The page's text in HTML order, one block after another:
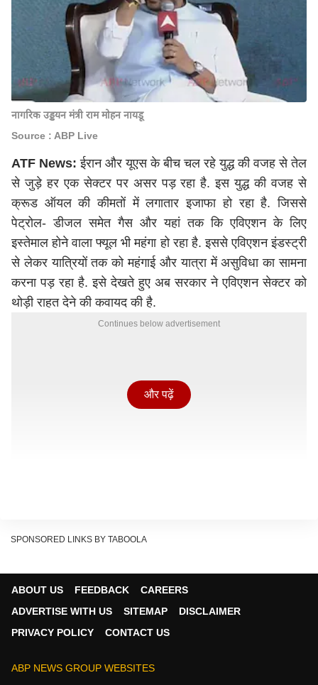
नागरिक उड्डयन मंत्री राम मोहन नायडू
Source : ABP Live
ATF News: ईरान और यूएस के बीच चल रहे युद्ध की वजह से तेल
से जुड़े हर एक सेक्टर पर असर पड़ रहा है. इस युद्ध की वजह से
क्रूड ऑयल की कीमतों में लगातार इजाफा हो रहा है. जिससे
पेट्रोल- डीजल समेत गैस और यहां तक कि एविएशन के लिए
इस्तेमाल होने वाला फ्यूल भी महंगा हो रहा है. इससे एविएशन इंडस्ट्री
से लेकर यात्रियों तक को महंगाई और यात्रा में असुविधा का सामना
करना पड़ रहा है. इसे देखते हुए अब सरकार ने एविएशन सेक्टर को
थोड़ी राहत देने की कवायद की है.
Continues below advertisement
एबीपी न्यूज़ के कार्यक्रम इंडिया@ 2047 में केंद्रीय नागरिक
और पढ़ें
SPONSORED LINKS BY TABOOLA
ABOUT US FEEDBACK
CAREERS
ADVERTISE WITH US
SITEMAP
DISCLAIMER
PRIVACY POLICY
CONTACT US
ABP NEWS GROUP WEBSITES